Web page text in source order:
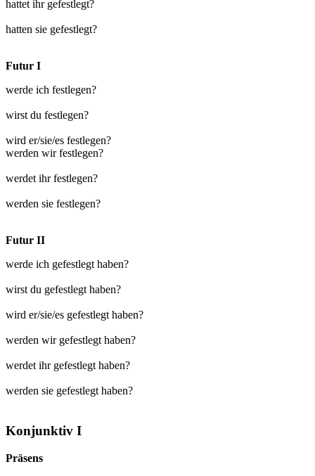
hattet ihr gefestlegt?
hatten sie gefestlegt?
Futur I
werde ich festlegen?
wirst du festlegen?
wird er/sie/es festlegen?
werden wir festlegen?
werdet ihr festlegen?
werden sie festlegen?
Futur II
werde ich gefestlegt haben?
wirst du gefestlegt haben?
wird er/sie/es gefestlegt haben?
werden wir gefestlegt haben?
werdet ihr gefestlegt haben?
werden sie gefestlegt haben?
Konjunktiv I
Präsens